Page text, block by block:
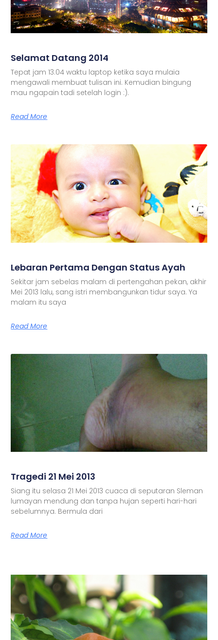
Selamat Datang 2014
Tepat jam 13:04 waktu laptop ketika saya mulaia
mengawali membuat tulisan ini. Kemudian bingung
mau ngapain tadi setelah login :).
Read More
Lebaran Pertama Dengan Status Ayah
Sekitar jam sebelas malam di pertengahan pekan, akhir
Mei 2013 lalu, sang istri membangunkan tidur saya. Ya
malam itu saya
Read More
Tragedi 21 Mei 2013
Siang itu selasa 21 Mei 2013 cuaca di seputaran Sleman
lumayan mendung dan tanpa hujan seperti hari-hari
sebelumnya. Bermula dari
Read More